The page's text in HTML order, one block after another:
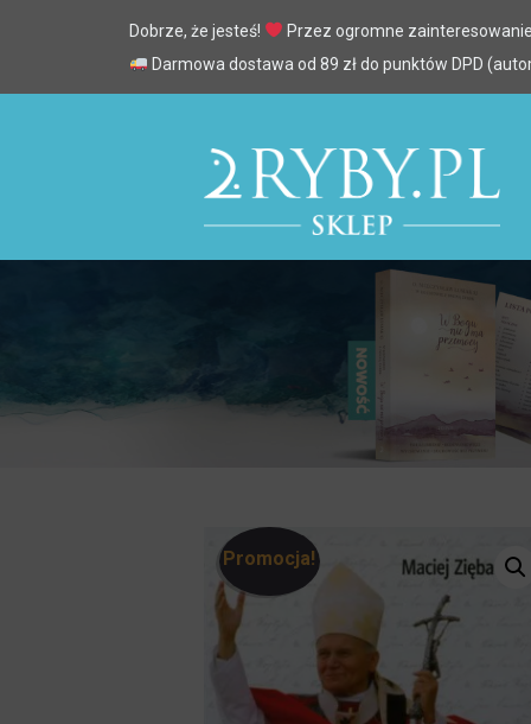
Dobrze, że jesteś! Przez ogromne
Darmowa dostawa od 89 zł do punktów DPD
Promocja!